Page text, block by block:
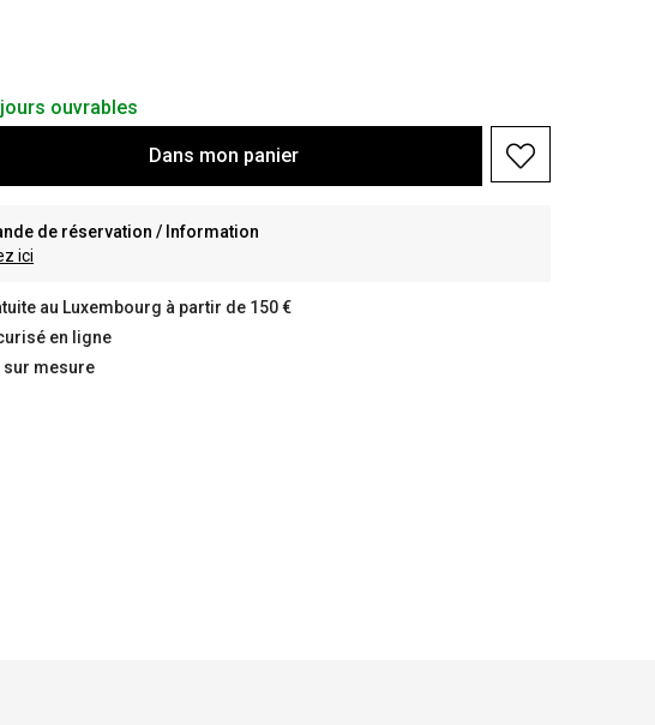
ouvrables
Dans mon panier
de réservation / Information
ici
au Luxembourg à partir de 150 €
en ligne
sur mesure